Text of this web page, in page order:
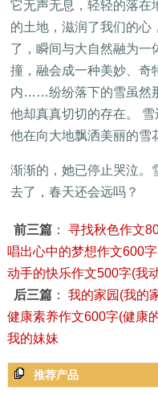
它无声无息，轻轻的落在
的土地，滋润了我们的心
了，瞬间与大自然融为一
撞，融会成一种美妙、奇
内……纷纷落下的雪虽然
他却真真切切的存在。
他在向大地飘洒美丽的雪
渐渐的，她已停止哭泣
去了，春天还会远吗？
前三篇 ： 寻找秋色作文
唱出心中的梦想作文600
动手的快乐作文500字(我
后三篇 ： 我的家园(我的
健康素养作文600字(健康
我的妹妹
推荐产品